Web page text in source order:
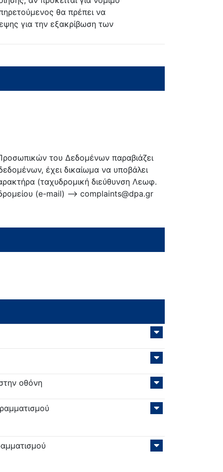
θα πρέπει να
για την εξακρίβωση των
του Δεδομένων παραβιάζει
έχει δικαίωμα να υποβάλει
(ταχυδρομική διεύθυνση Λεωφ.
(e-mail) --> complaints@dpa.gr
οθόνη